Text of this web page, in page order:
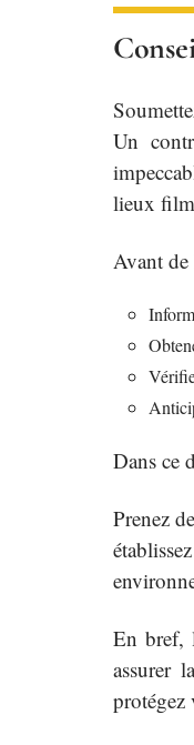
Un
lieux
Avant
Dans ce
Prenez
En bref,
assurer
protégez